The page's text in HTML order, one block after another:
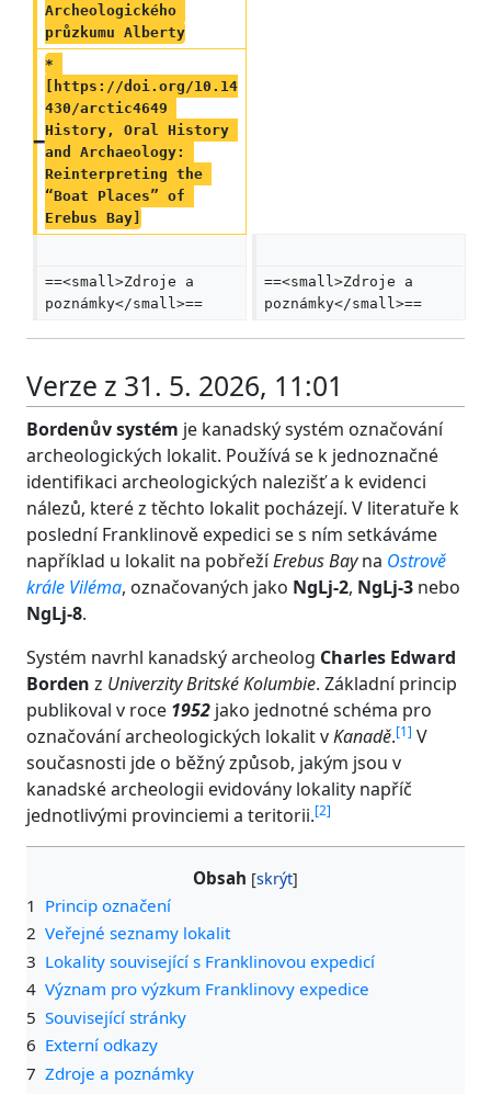
Archeologického
průzkumu Alberty
*
[https://doi.org/10.14
430/arctic4649
History, Oral History
and Archaeology:
Reinterpreting the
“Boat Places” of
Erebus Bay]
==<small>Zdroje a
poznámky</small>==
==<small>Zdroje a
poznámky</small>==
Verze z 31. 5. 2026, 11:01
Bordenův systém je kanadský systém označování
archeologických lokalit. Používá se k jednoznačné
identifikaci archeologických nalezišť a k evidenci
nálezů, které z těchto lokalit pocházejí. V literatuře k
poslední Franklinově expedici se s ním setkáváme
například u lokalit na pobřežíErebus Bayna Ostrově
krále Viléma, označovaných jako NgLj-2, NgLj-3 nebo
NgLj-8.
Systém navrhl kanadský archeolog Charles Edward
Borden z Univerzity Britské Kolumbie. Základní princip
publikoval v roce 1952 jako jednotné schéma pro
označování archeologických lokalit vKanadě.[1] V
současnosti jde o běžný způsob, jakým jsou v
kanadské archeologii evidovány lokality napříč
jednotlivými provinciemi a teritorii.[2]
Obsah
1 Princip označení
2 Veřejné seznamy lokalit
3 Lokality související s Franklinovou expedicí
4 Význam pro výzkum Franklinovy expedice
5 Související stránky
6 Externí odkazy
7 Zdroje a poznámky